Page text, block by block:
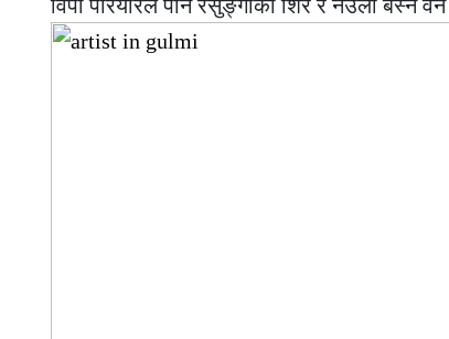
विपी परियारले पनि रेसुङ्गाको शिर र नेउली बस्ने